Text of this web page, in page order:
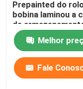
Prepainted do
bobina laminou a
de
aço 1219mm da
Melhor
Fale